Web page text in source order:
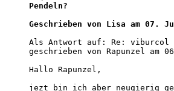
Pendeln?
Geschrieben von Lisa am 07.
Als Antwort auf: Re: viburcol
geschrieben von Rapunzel am
Hallo Rapunzel,